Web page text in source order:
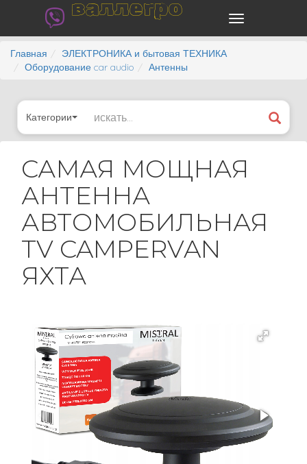
валлегро
Главная
ЭЛЕКТРОНИКА и бытовая ТЕХНИКА
Оборудование car audio
Антенны
Категории
САМАЯ МОЩНАЯ
АНТЕННА
АВТОМОБИЛЬНАЯ
TV CAMPERVAN
ЯХТА